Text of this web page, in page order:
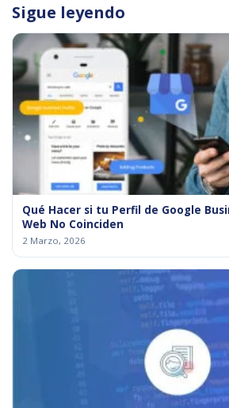
Sigue leyendo
Qué Hacer si tu Perfil de Google
Web No Coinciden
2 Marzo, 2026